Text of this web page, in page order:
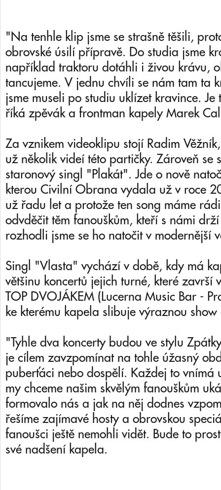
"Na tenhle klip jsme se strašně těšili,
obrovské úsilí přípravě. Do studia jsme
například traktoru dotáhli i živou krávu,
tancujeme. V jednu chvíli se nám tam ta
jsme museli po studiu uklízet kravince.
říká zpěvák a frontman kapely Marek
Za vznikem videoklipu stojí Radim
už několik videí této partičky. Zároveň se
staronový singl "Plakát". Jde o nově
kterou Civilní Obrana vydala už v roce
už řadu let a protože ten song máme
odvděčit těm fanouškům, kteří s námi
rozhodli jsme se ho natočit v modernější
Singl "Vlasta" vychází v době, kdy má
většinu koncertů jejich turné, které završí
TOP DVOJÁKEM (Lucerna Music Bar -
ke kterému kapela slibuje výraznou
"Tyhle dva koncerty budou ve stylu
je cílem zavzpomínat na tohle úžasný
puberťáci nebo dospělí. Každej to vnímá
my chceme našim skvělým fanouškům
formovalo nás a jak na něj dodnes
řešíme zajímavé hosty a obrovskou
fanoušci ještě nemohli vidět. Bude to
své nadšení kapela.